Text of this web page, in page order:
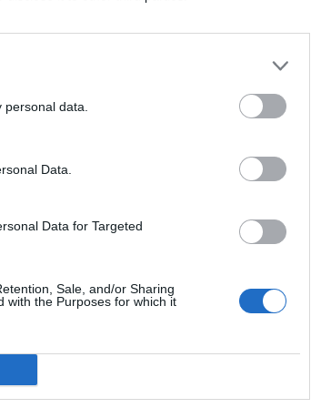
data.
Data.
Data for Targeted
Sale, and/or Sharing
with the Purposes for which it
zaborcom, ale gdy
Nie bierze udziału w
przez Moskali.